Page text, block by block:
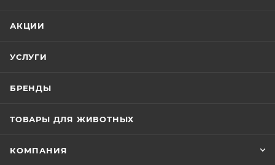
АКЦИИ
УСЛУГИ
БРЕНДЫ
ТОВАРЫ ДЛЯ ЖИВОТНЫХ
КОМПАНИЯ